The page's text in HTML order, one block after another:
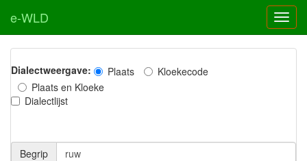
e-WLD
Dialectweergave: Plaats
Kloekecode
Plaats en Kloeke
Dialectlijst
Begrip